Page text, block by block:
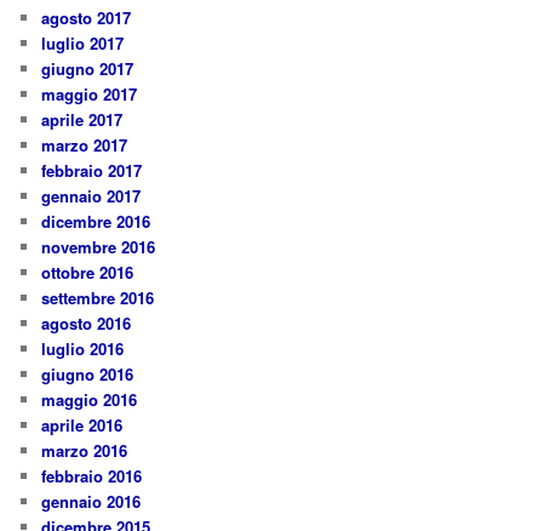
agosto 2017
luglio 2017
giugno 2017
maggio 2017
aprile 2017
marzo 2017
febbraio 2017
gennaio 2017
dicembre 2016
novembre 2016
ottobre 2016
settembre 2016
agosto 2016
luglio 2016
giugno 2016
maggio 2016
aprile 2016
marzo 2016
febbraio 2016
gennaio 2016